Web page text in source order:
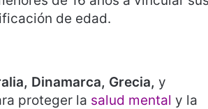
Dinamarca, Grecia, y
proteger la salud mental y la